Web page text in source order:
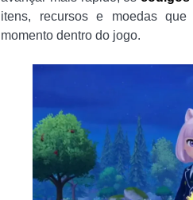
itens, recursos e moedas
momento dentro do jogo.